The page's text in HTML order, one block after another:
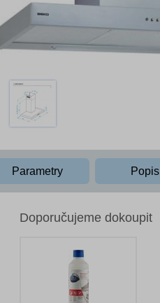
Parametry Popis
Doporučujeme dokoupit